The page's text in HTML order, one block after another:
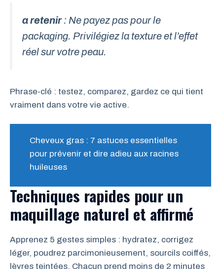
a retenir: Ne payez pas pour le
packaging. Privilégiez la texture et l’effet
réel sur votre peau.
Phrase-clé : testez, comparez, gardez ce qui tient
vraiment dans votre vie active.
Cheveux gras : 7 astuces essentielles
pour prévenir et dire adieu aux racines
huileuses
Techniques rapides pour un
maquillage naturel et affirmé
Apprenez 5 gestes simples : hydratez, corrigez
léger, poudrez parcimonieusement, sourcils coiffés,
lèvres teintées. Chacun prend moins de 2 minutes